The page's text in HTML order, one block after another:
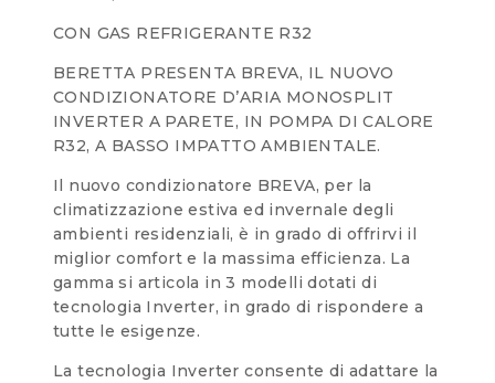
CON GAS REFRIGERANTE R32
BERETTA PRESENTA BREVA, IL NUOVO
CONDIZIONATORE D’ARIA MONOSPLIT
INVERTER A PARETE, IN POMPA DI CALORE
R32, A BASSO IMPATTO AMBIENTALE.
Il nuovo condizionatore BREVA, per la
climatizzazione estiva ed invernale degli
ambienti residenziali, è in grado di offrirvi il
miglior comfort e la massima efficienza. La
gamma si articola in 3 modelli dotati di
tecnologia Inverter, in grado di rispondere a
tutte le esigenze.
La tecnologia Inverter consente di adattare la